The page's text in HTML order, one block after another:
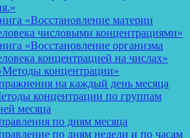
«Восстановление материи
числовыми концентрациями»
«Восстановление организма
концентрацией на числах»
концентрации»
на каждый день месяца
концентрации по группам
месяца
по дням месяца
по дням недели и по часам